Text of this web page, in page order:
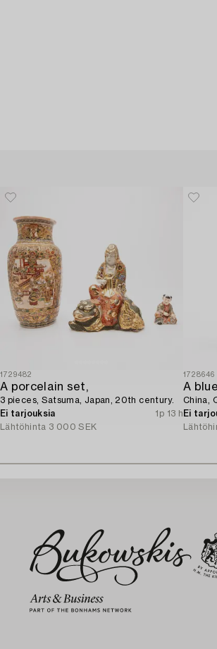
1729482
A porcelain set,
3 pieces, Satsuma, Japan, 20th century.
Ei tarjouksia
1p 13 h
Lähtöhinta 3 000 SEK
1728646
China,
Ei